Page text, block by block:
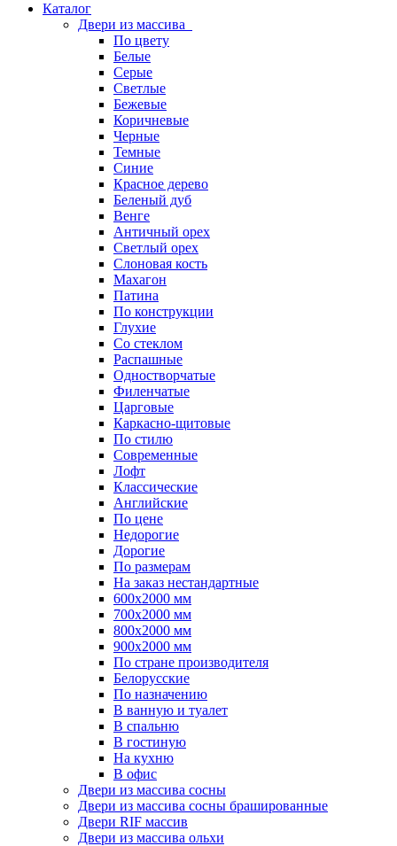
Каталог
Двери из массива
По цвету
Белые
Серые
Светлые
Бежевые
Коричневые
Черные
Темные
Синие
Красное дерево
Беленый дуб
Венге
Античный орех
Светлый орех
Слоновая кость
Махагон
Патина
По конструкции
Глухие
Со стеклом
Распашные
Одностворчатые
Филенчатые
Царговые
Каркасно-щитовые
По стилю
Современные
Лофт
Классические
Английские
По цене
Недорогие
Дорогие
По размерам
На заказ нестандартные
600х2000 мм
700х2000 мм
800х2000 мм
900х2000 мм
По стране производителя
Белорусские
По назначению
В ванную и туалет
В спальню
В гостиную
На кухню
В офис
Двери из массива сосны
Двери из массива сосны брашированные
Двери RIF массив
Двери из массива ольхи